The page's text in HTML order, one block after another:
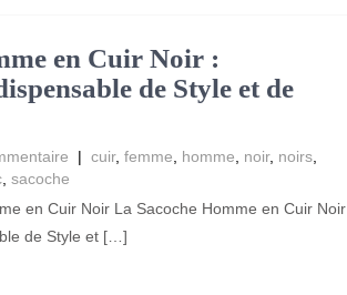
en Cuir Noir :
de Style et de
| cuir, femme homme noir, noirs,
, sacoche
en Cuir Noir La Sacoche Homme en Cuir Noir
de Style et […]